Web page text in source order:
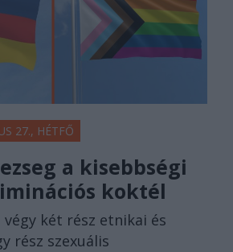
27., HÉTFŐ
a kisebbségi
koktél
végy két rész etnikai és
rész szexuális